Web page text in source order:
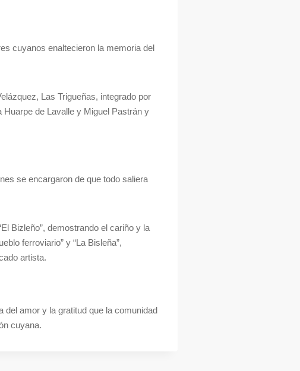
cuyanos enaltecieron la memoria del
Las Trigueñas, integrado por
de Lavalle y Miguel Pastrán y
se encargaron de que todo saliera
Bizleño”, demostrando el cariño y la
ferroviario” y “La Bisleña”,
artista.
del amor y la gratitud que la comunidad
cuyana.